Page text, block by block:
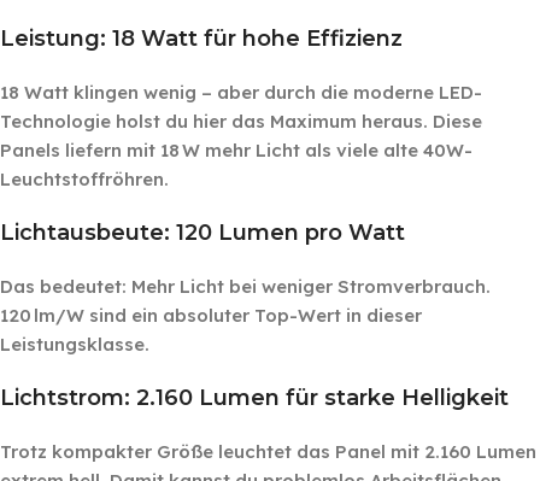
Leistung: 18 Watt für hohe Effizienz
18 Watt klingen wenig – aber durch die moderne LED-
Technologie holst du hier das Maximum heraus. Diese
Panels liefern mit 18 W mehr Licht als viele alte 40W-
Leuchtstoffröhren.
Lichtausbeute: 120 Lumen pro Watt
Das bedeutet: Mehr Licht bei weniger Stromverbrauch.
120 lm/W sind ein absoluter Top-Wert in dieser
Leistungsklasse.
Lichtstrom: 2.160 Lumen für starke Helligkeit
Trotz kompakter Größe leuchtet das Panel mit 2.160 Lumen